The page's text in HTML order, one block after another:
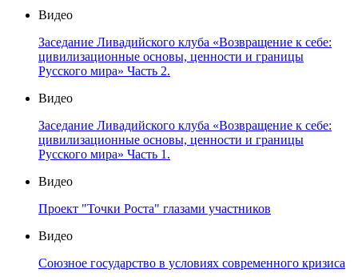
Видео
Заседание Ливадийского клуба «Возвращение к себе:
цивилизационные основы, ценности и границы
Русского мира» Часть 2.
Видео
Заседание Ливадийского клуба «Возвращение к себе:
цивилизационные основы, ценности и границы
Русского мира» Часть 1.
Видео
Проект "Точки Роста" глазами участников
Видео
Союзное государство в условиях современного кризиса